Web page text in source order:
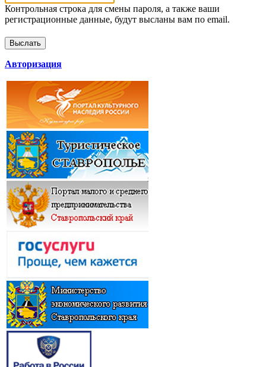
Контрольная строка для смены пароля, а также ваши
регистрационные данные, будут высланы вам по email.
Авторизация